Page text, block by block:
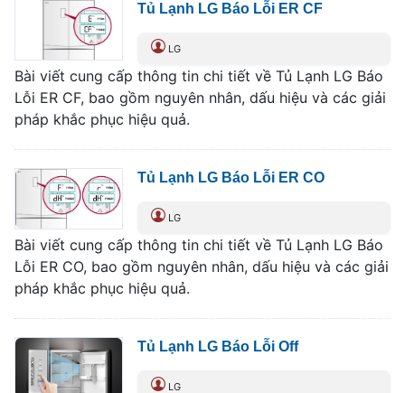
Tủ Lạnh LG Báo Lỗi ER CF
LG
Bài viết cung cấp thông tin chi tiết về Tủ Lạnh LG Báo
Lỗi ER CF, bao gồm nguyên nhân, dấu hiệu và các giải
pháp khắc phục hiệu quả.
Tủ Lạnh LG Báo Lỗi ER CO
LG
Bài viết cung cấp thông tin chi tiết về Tủ Lạnh LG Báo
Lỗi ER CO, bao gồm nguyên nhân, dấu hiệu và các giải
pháp khắc phục hiệu quả.
Tủ Lạnh LG Báo Lỗi Off
LG